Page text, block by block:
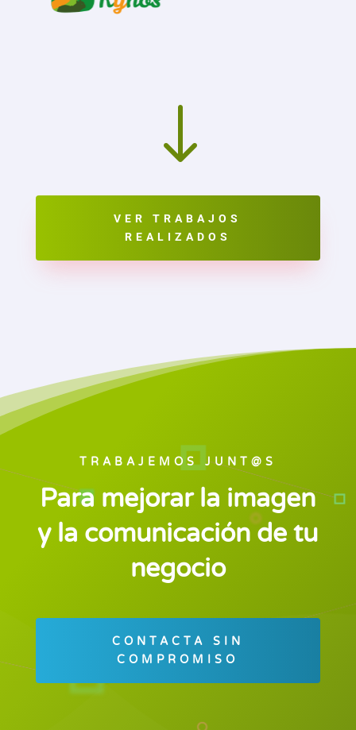
"
VER TRABAJOS
REALIZADOS
TRABAJEMOS JUNT@S
Para mejorar la imagen
y la comunicación de tu
negocio
CONTACTA SIN
COMPROMISO